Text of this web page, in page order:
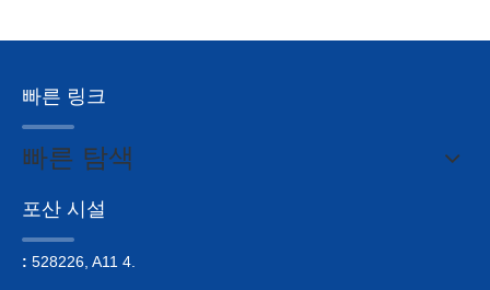
빠른 링크
빠른 탐색
포산 시설
: 528226, A11 4.